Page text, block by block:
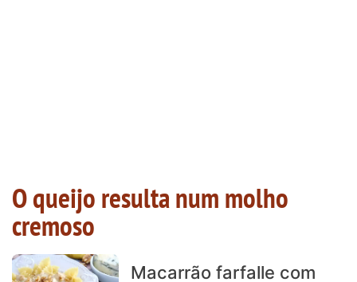
O queijo resulta num molho
cremoso
Macarrão farfalle com